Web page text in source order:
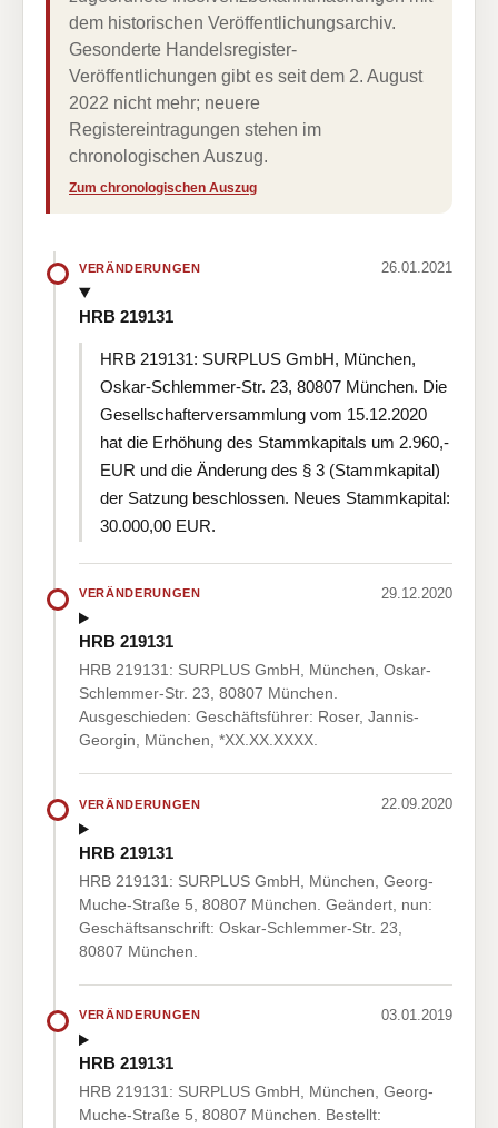
dem historischen Veröffentlichungsarchiv.
Gesonderte Handelsregister-
Veröffentlichungen gibt es seit dem 2. August
2022 nicht mehr; neuere
Registereintragungen stehen im
chronologischen Auszug.
Zum chronologischen Auszug
VERÄNDERUNGEN 26.01.2021
HRB 219131
HRB 219131: SURPLUS GmbH, München,
Oskar-Schlemmer-Str. 23, 80807 München. Die
Gesellschafterversammlung vom 15.12.2020
hat die Erhöhung des Stammkapitals um 2.960,-
EUR und die Änderung des § 3 (Stammkapital)
der Satzung beschlossen. Neues Stammkapital:
30.000,00 EUR.
VERÄNDERUNGEN 29.12.2020
HRB 219131
HRB 219131: SURPLUS GmbH, München, Oskar-
Schlemmer-Str. 23, 80807 München.
Ausgeschieden: Geschäftsführer: Roser, Jannis-
Georgin, München, *XX.XX.XXXX.
VERÄNDERUNGEN 22.09.2020
HRB 219131
HRB 219131: SURPLUS GmbH, München, Georg-
Muche-Straße 5, 80807 München. Geändert, nun:
Geschäftsanschrift: Oskar-Schlemmer-Str. 23,
80807 München.
VERÄNDERUNGEN 03.01.2019
HRB 219131
HRB 219131: SURPLUS GmbH, München, Georg-
Muche-Straße 5, 80807 München. Bestellt: